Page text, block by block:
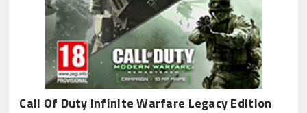
Call Of Duty Infinite Warfare Legacy Edition